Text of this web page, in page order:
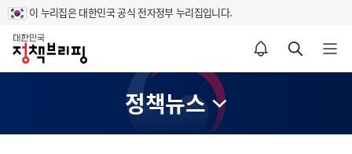
이 누리집은 대한민국 공식 전자정부 누리집입니다.
홈
알림설정 바로가기 검색 바로가기 메뉴 열기
정책뉴스